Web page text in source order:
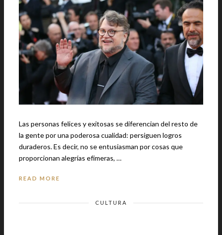
Las personas felices y exitosas se diferencian del resto de
la gente por una poderosa cualidad: persiguen logros
duraderos. Es decir, no se entusiasman por cosas que
proporcionan alegrías efímeras, …
READ MORE
CULTURA